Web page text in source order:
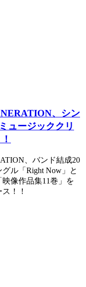
、シン
ュージッククリ
、バンド結成20
ル「Right Now」と
像作品集11巻」を
！！